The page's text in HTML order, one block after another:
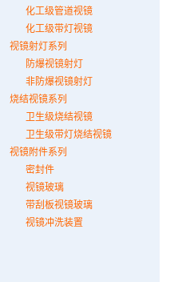
化工级管道视镜
化工级带灯视镜
视镜射灯系列
防爆视镜射灯
非防爆视镜射灯
烧结视镜系列
卫生级烧结视镜
卫生级带灯烧结视镜
视镜附件系列
密封件
视镜玻璃
带刮板视镜玻璃
视镜冲洗装置